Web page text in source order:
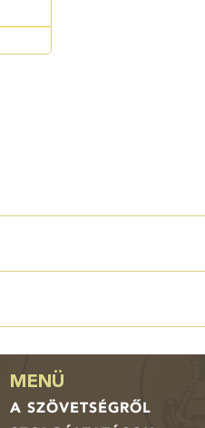
MENÜ
A SZÖVETSÉGRŐL